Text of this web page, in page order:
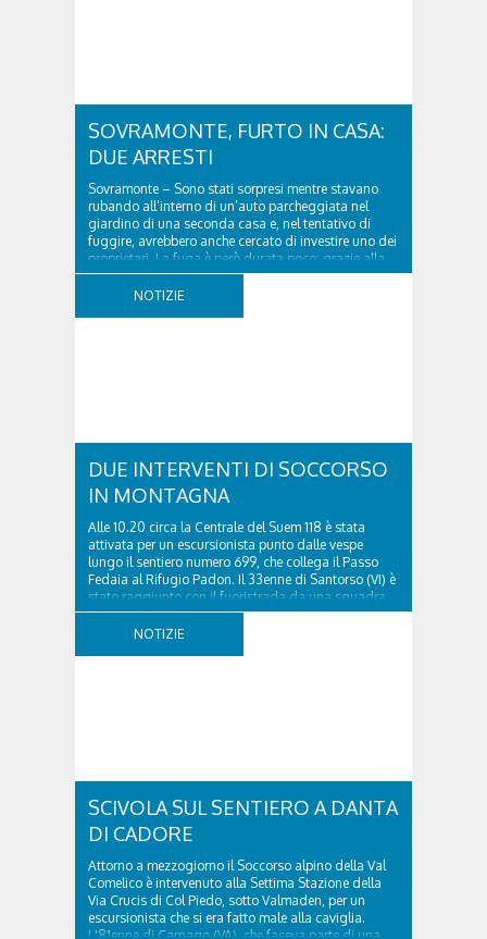
SOVRAMONTE, FURTO IN CASA:
DUE ARRESTI
Sovramonte – Sono stati sorpresi mentre stavano
rubando all’interno di un’auto parcheggiata nel
giardino di una seconda casa e, nel tentativo di
fuggire, avrebbero anche cercato di investire uno dei
proprietari. La fuga è però durata poco: grazie alla
tempestiva chiamata al 112 e all’intervento...
NOTIZIE
DUE INTERVENTI DI SOCCORSO
IN MONTAGNA
Alle 10.20 circa la Centrale del Suem 118 è stata
attivata per un escursionista punto dalle vespe
lungo il sentiero numero 699, che collega il Passo
Fedaia al Rifugio Padon. Il 33enne di Santorso (VI) è
stato raggiunto con il fuoristrada da una squadra
del Soccorso alpino della Val Pettorina...
NOTIZIE
SCIVOLA SUL SENTIERO A DANTA
DI CADORE
Attorno a mezzogiorno il Soccorso alpino della Val
Comelico è intervenuto alla Settima Stazione della
Via Crucis di Col Piedo, sotto Valmaden, per un
escursionista che si era fatto male alla caviglia.
L'81enne di Carnago (VA), che faceva parte di una